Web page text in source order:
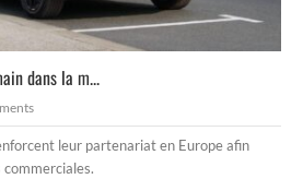
dans la m...
leur partenariat en Europe afin
commerciales.